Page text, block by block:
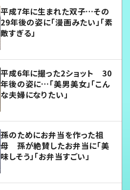
平成7年に生まれた双子…その
29年後の姿に「漫画みたい」「素
敵すぎる」
平成6年に撮った2ショット 30
年後の姿に…「美男美女」「こん
な夫婦になりたい」
孫のためにお弁当を作った祖
母 孫が絶賛したお弁当に「美
味しそう」「お弁当すごい」